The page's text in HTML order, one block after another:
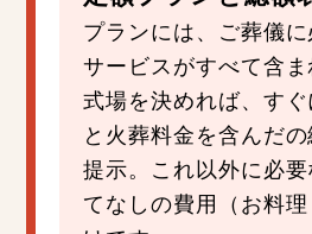
プランには、ご葬儀
サービスがすべて含ま
式場を決めれば、す
と火葬料金を含んだ
提示。これ以外に必
てなしの費用（お料